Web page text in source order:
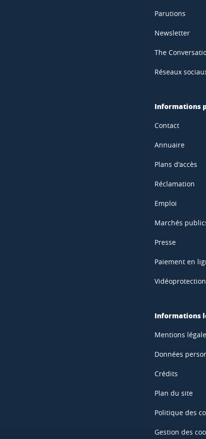
Parutions
Newsletter
The
Réseaux
Informations
Contact
Annuaire
Plans d'accès
Réclamation
Emploi
Marchés
Presse
Paiement en
Vidéoprotection
Informations
Mentions
Données
Crédits
Plan du site
Politique des
Gestion des